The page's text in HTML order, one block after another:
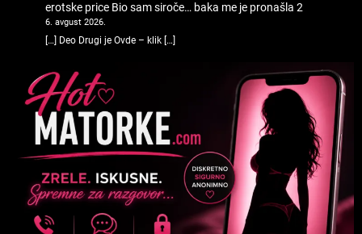
erotske price Bio sam siroče… baka me je pronašla 2
6. avgust 2026.
[…] Deo Drugi je Ovde – klik […]